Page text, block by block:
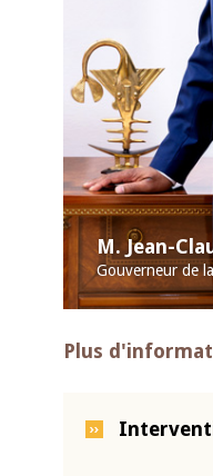
M. Jean-
Gouverneur de
Plus